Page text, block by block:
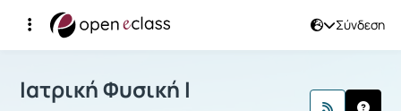
Σύνδεση
Αρχική Σελίδα
Μάθημα : Ιατρική Φυσική I
Ιατρική Φυσική I